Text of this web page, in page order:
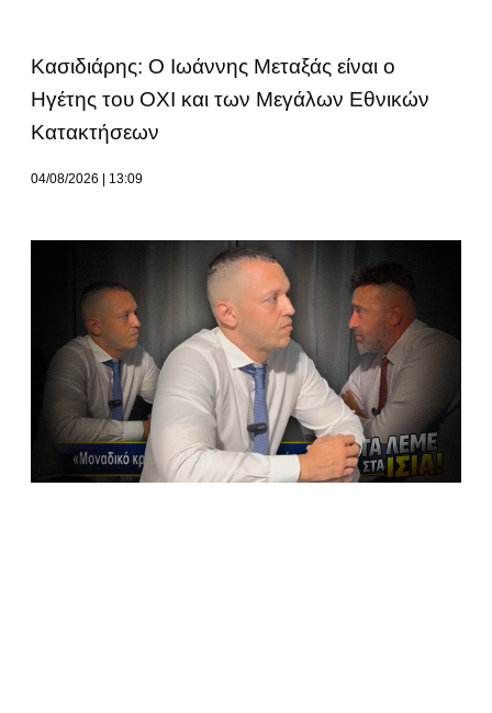
Κασιδιάρης: Ο Ιωάννης Μεταξάς είναι ο
Ηγέτης του ΟΧΙ και των Μεγάλων Εθνικών
Κατακτήσεων
04/08/2026 13:09